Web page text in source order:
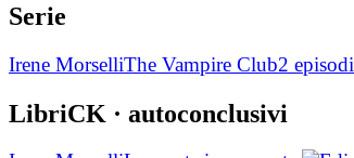
Serie
Irene MorselliThe Vampire Club2 episodi
LibriCK · autoconclusivi